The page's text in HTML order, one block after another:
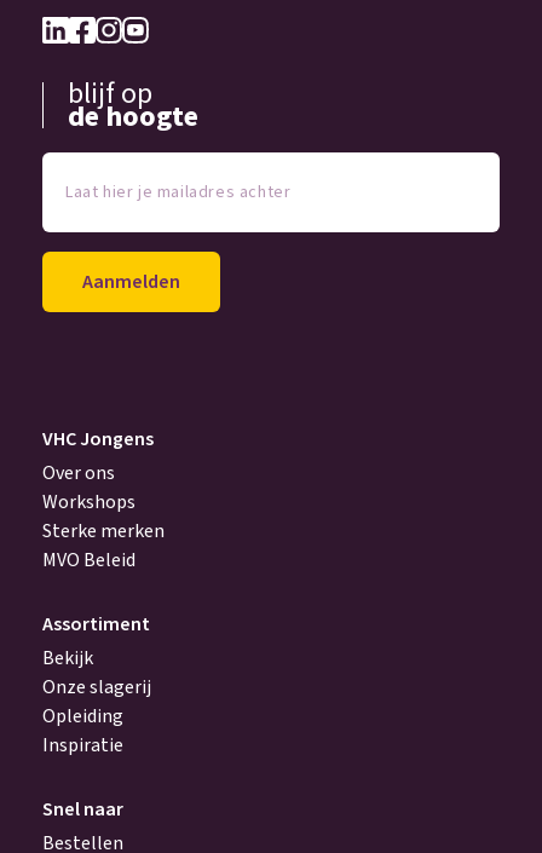
blijf op
de hoogte
je
achter
VHC Jongens
Over ons
Workshops
Sterke merken
MVO Beleid
Assortiment
Bekijk
Onze slagerij
Opleiding
Inspiratie
Snel naar
Bestellen